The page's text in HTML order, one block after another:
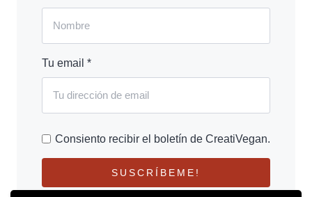
Tu email *
Consiento recibir el boletín de CreatiVegan.
SUSCRÍBEME!